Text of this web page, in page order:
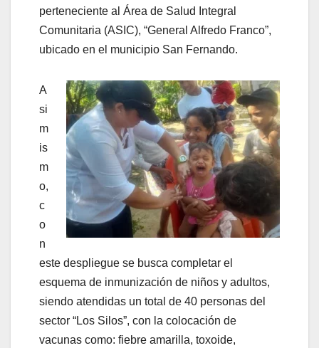
perteneciente al Área de Salud Integral
Comunitaria (ASIC), “General Alfredo Franco”,
ubicado en el municipio San Fernando.
A
si
m
is
m
o,
c
o
n
este despliegue se busca completar el
esquema de inmunización de niños y adultos,
siendo atendidas un total de 40 personas del
sector “Los Silos”, con la colocación de
vacunas como: fiebre amarilla, toxoide,